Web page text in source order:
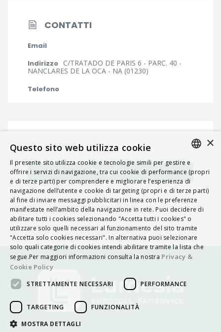
CONTATTI
Email
Indirizzo C/TRATADO DE PARIS 6 - PARC. 40 -
NANCLARES DE LA OCA - NA (01230)
Telefono
MAPPA
Navigatore ITALIAN
ENGLISH
FRENCH
HUNGARIAN
DEUTSCH
POLSKI
PORTUGUÊS
×
Questo sito web utilizza cookie
Il presente sito utilizza cookie e tecnologie simili per gestire e
offrire i servizi di navigazione, tra cui cookie di performance (propri
e di terze parti) per comprendere e migliorare l’esperienza di
navigazione dell’utente e cookie di targeting (propri e di terze parti)
al fine di inviare messaggi pubblicitari in linea con le preferenze
manifestate nell’ambito della navigazione in rete. Puoi decidere di
abilitare tutti i cookies selezionando "Accetta tutti i cookies" o
utilizzare solo quelli necessari al funzionamento del sito tramite
"Accetta solo cookies necessari". In alternativa puoi selezionare
solo quali categorie di cookies intendi abilitare tramite la lista che
segue.Per maggiori informazioni consulta la nostra Privacy &
Cookie Policy
STRETTAMENTE NECESSARI PERFORMANCE
TARGETING FUNZIONALITÀ
MOSTRA DETTAGLI